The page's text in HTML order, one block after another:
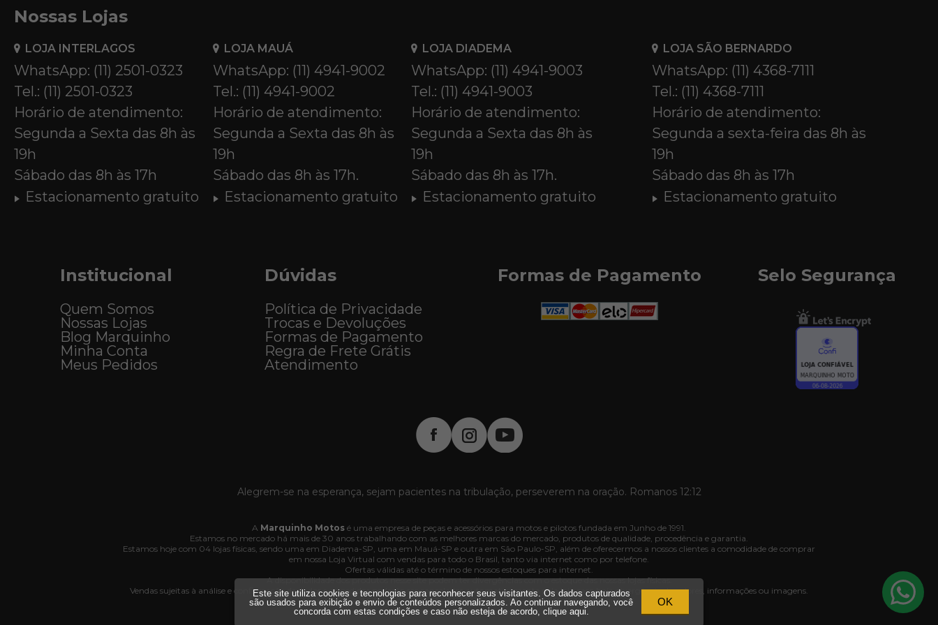
Nossas Lojas
LOJA INTERLAGOS
WhatsApp: (11) 2501-0323
Tel.: (11) 2501-0323
Horário de atendimento:
Segunda a Sexta das 8h às
19h
Sábado das 8h às 17h
Estacionamento gratuito
LOJA MAUÁ
WhatsApp: (11) 4941-9002
Tel.: (11) 4941-9002
Horário de atendimento:
Segunda a Sexta das 8h às
19h
Sábado das 8h às 17h.
Estacionamento gratuito
LOJA DIADEMA
WhatsApp: (11) 4941-9003
Tel.: (11) 4941-9003
Horário de atendimento:
Segunda a Sexta das 8h às
19h
Sábado das 8h às 17h.
Estacionamento gratuito
LOJA SÃO BERNARDO
WhatsApp: (11) 4368-7111
Tel.: (11) 4368-7111
Horário de atendimento:
Segunda a sexta-feira das 8h às
19h
Sábado das 8h às 17h
Estacionamento gratuito
Institucional
Quem Somos
Nossas Lojas
Blog Marquinho
Minha Conta
Meus Pedidos
Dúvidas
Política de Privacidade
Trocas e Devoluções
Formas de Pagamento
Regra de Frete Grátis
Atendimento
Formas de Pagamento Selo Segurança
Alegrem-se na esperança, sejam pacientes na tribulação, perseverem na oração. Romanos 12:12
A Marquinho Motos é uma empresa de peças e acessórios para motos e pilotos fundada em Junho de 1991.
Estamos no mercado há mais de 30 anos trabalhando com as melhores marcas do mercado, produtos de qualidade, procedência e garantia.
Estamos hoje com 04 lojas físicas, sendo uma em Diadema-SP, uma em Mauá-SP e outra em São Paulo-SP, além de oferecermos a nossos clientes a comodidade de comprar
em nossa Loja Virtual com vendas para todo o Brasil, tanto via internet como por telefone.
Ofertas válidas até o término de nossos estoques para internet.
A disponibilidade dos produtos nesse site podem ter divergências com o estoque das nossas lojas físicas.
Vendas sujeitas à análise e confirmação de dados e os pedidos poderão ser cancelados automaticamente pela loja caso haja divergência de valores, informações ou imagens.
Av. Interlagos, 3064 - 04660-005 - Jd. Marajoara - SP - CNPJ 35.636.876/0001-03.
Todos os direitos reservados.
Este site utiliza cookies e tecnologias para reconhecer seus visitantes. Os dados capturados
são usados para exibição e envio de conteúdos personalizados. Ao continuar navegando, você
concorda com estas condições e caso não esteja de acordo, clique aqui.
OK